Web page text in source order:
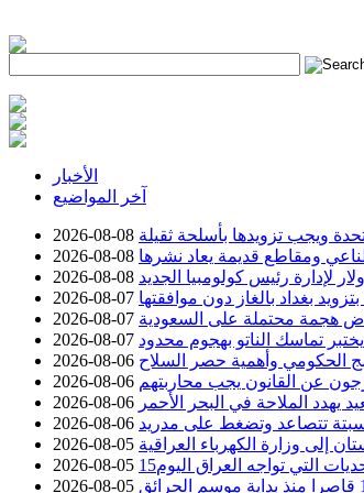
h
الأخبار
آخر المواضيع
2026-08-08 ويجب تزويدها بأسلحة ثقيلة
2026-08-08 ومقاطع قديمة يعاد نشرها
2026-08-08 لإدارة رئيس كولومبيا الجديد
2026-08-07 بغداد بالغاز دون موافقتها
2026-08-07 هجمة محتملة على السعودية
2026-08-07 تماسك الناتو بهجوم محدود
2026-08-06 الحكومي وأهمية حصر السلاح
2026-08-06 عن القانون يجب محاربتهم
2026-08-06 الملاحة في البحر الأحمر
2026-08-06 تتصاعد وتضغط على مدريد
2026-08-05
2026-08-05
التي تواجه العراق اليوم
2026-08-05